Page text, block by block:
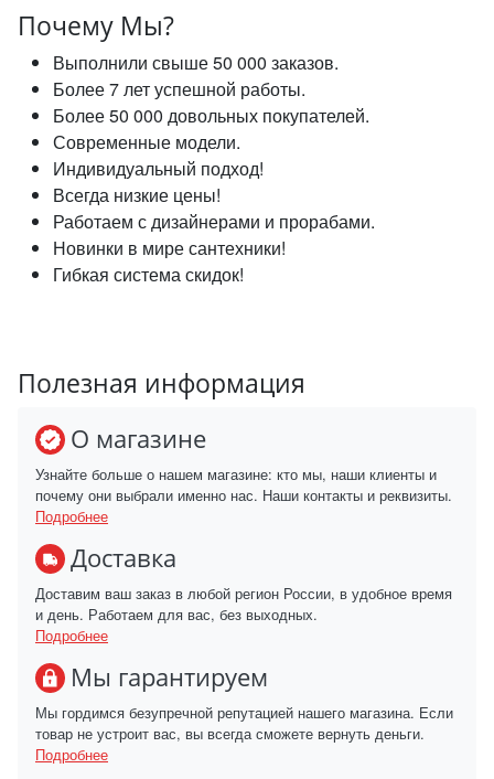
Почему Мы?
Выполнили свыше 50 000 заказов.
Более 7 лет успешной работы.
Более 50 000 довольных покупателей.
Современные модели.
Индивидуальный подход!
Всегда низкие цены!
Работаем с дизайнерами и прорабами.
Новинки в мире сантехники!
Гибкая система скидок!
Полезная информация
О магазине
Узнайте больше о нашем магазине: кто мы, наши клиенты и
почему они выбрали именно нас. Наши контакты и реквизиты.
Подробнее
Доставка
Доставим ваш заказ в любой регион России, в удобное время
и день. Работаем для вас, без выходных.
Подробнее
Мы гарантируем
Мы гордимся безупречной репутацией нашего магазина. Если
товар не устроит вас, вы всегда сможете вернуть деньги.
Подробнее